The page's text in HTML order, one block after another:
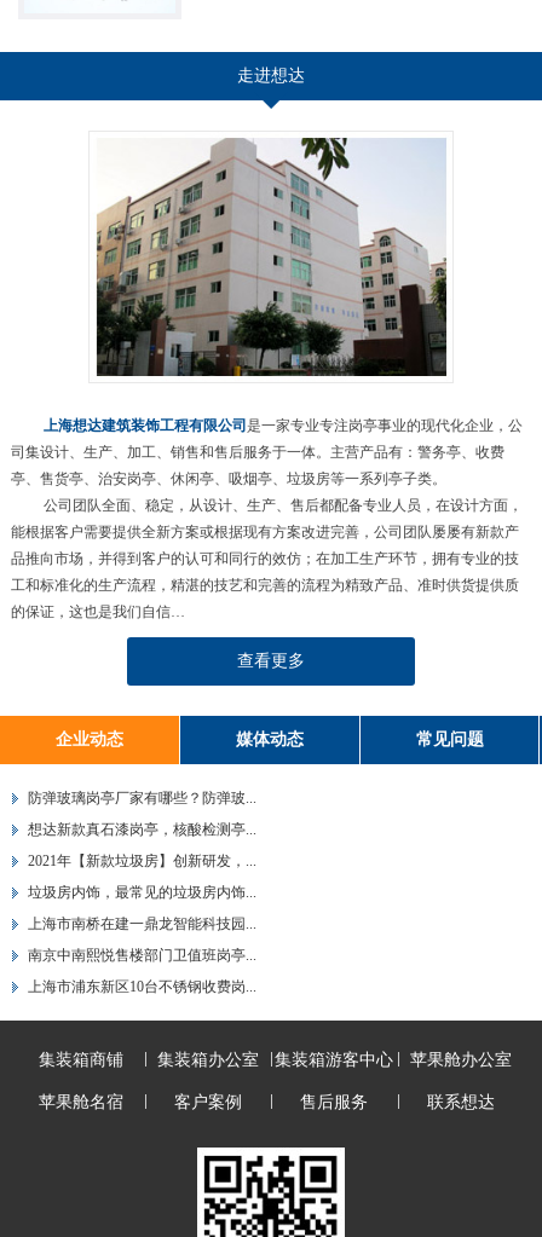
走进想达
上海想达建筑装饰工程有限公司是一家专业专注岗亭事业的现代化企业，公
司集设计、生产、加工、销售和售后服务于一体。主营产品有：警务亭、收费
亭、售货亭、治安岗亭、休闲亭、吸烟亭、垃圾房等一系列亭子类。
公司团队全面、稳定，从设计、生产、售后都配备专业人员，在设计方面，
能根据客户需要提供全新方案或根据现有方案改进完善，公司团队屡屡有新款产
品推向市场，并得到客户的认可和同行的效仿；在加工生产环节，拥有专业的技
工和标准化的生产流程，精湛的技艺和完善的流程为精致产品、准时供货提供质
的保证，这也是我们自信…
查看更多
企业动态 媒体动态 常见问题
防弹玻璃岗亭厂家有哪些？防弹玻...
想达新款真石漆岗亭，核酸检测亭...
2021年【新款垃圾房】创新研发，...
垃圾房内饰，最常见的垃圾房内饰...
上海市南桥在建一鼎龙智能科技园...
南京中南熙悦售楼部门卫值班岗亭...
上海市浦东新区10台不锈钢收费岗...
集装箱商铺 集装箱办公室 集装箱游客中心 苹果舱办公室
苹果舱名宿 客户案例 售后服务 联系想达